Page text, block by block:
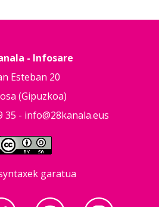
- Infosare
Esteban 20
(Gipuzkoa)
35 - info@28kanala.eus
garatua